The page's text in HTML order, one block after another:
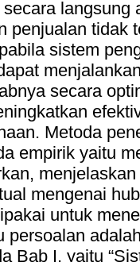
langsung
penjualan tidak
sistem
secara
Metoda
empirik yaitu
mengenai
untuk
persoalan
Bab I, yaitu